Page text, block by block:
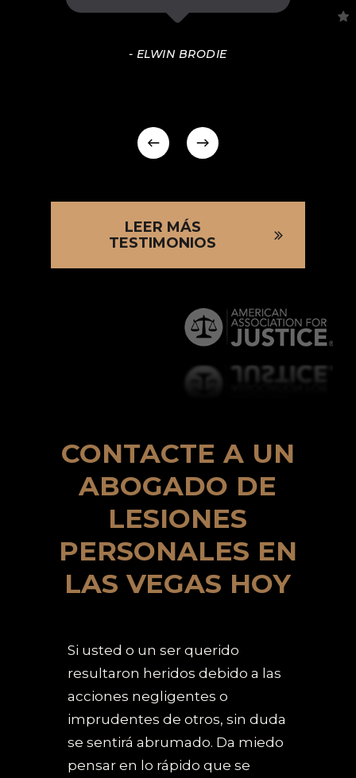
- ELWIN BRODIE
LEER MÁS
TESTIMONIOS
CONTACTE A UN
ABOGADO DE
LESIONES
PERSONALES EN
LAS VEGAS HOY
Si usted o un ser querido
resultaron heridos debido a las
acciones negligentes o
imprudentes de otros, sin duda
se sentirá abrumado. Da miedo
pensar en lo rápido que se